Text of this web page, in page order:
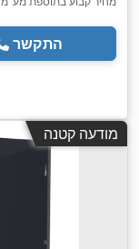
התקשר
מודעה קטנה